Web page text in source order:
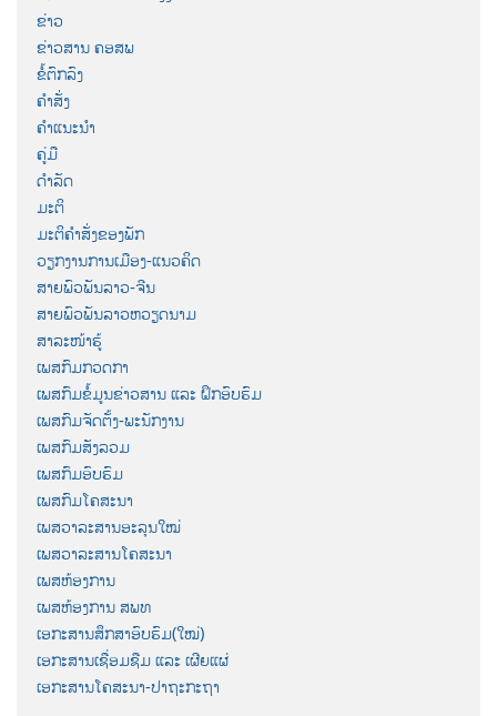
ຂ່າວ
ຂ່າວສານ ຄອສພ
ຂໍ້ຕົກລົງ
ຄຳສັ່ງ
ຄຳແນະນຳ
ຄູ່ມື
ດຳລັດ
ມະຕິ
ມະຕິຄຳສັ່ງຂອງພັກ
ວຽກງານການເມືອງ-ແນວຄິດ
ສາຍພົວພັນລາວ-ຈີນ
ສາຍພົວພັນລາວຫວຽດນາມ
ສາລະໜ້າຮູ້
ເພສກົມກວດກາ
ເພສກົມຂໍ້ມູນຂ່າວສານ ແລະ ຝຶກອົບຮົມ
ເພສກົມຈັດຕັ້ງ-ພະນັກງານ
ເພສກົມສັງລວມ
ເພສກົມອົບຮົມ
ເພສກົມໂຄສະນາ
ເພສວາລະສານອະລຸນໃໝ່
ເພສວາລະສານໂຄສະນາ
ເພສຫ້ອງການ
ເພສຫ້ອງການ ສພທ
ເອກະສານສຶກສາອົບຮົມ(ໃໝ່)
ເອກະສານເຊື່ອມຊືມ ແລະ ເຜີຍແຜ່
ເອກະສານໂຄສະນາ-ປາຖະກະຖາ